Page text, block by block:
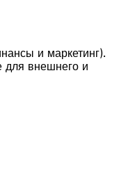
и маркетинг).
для внешнего и